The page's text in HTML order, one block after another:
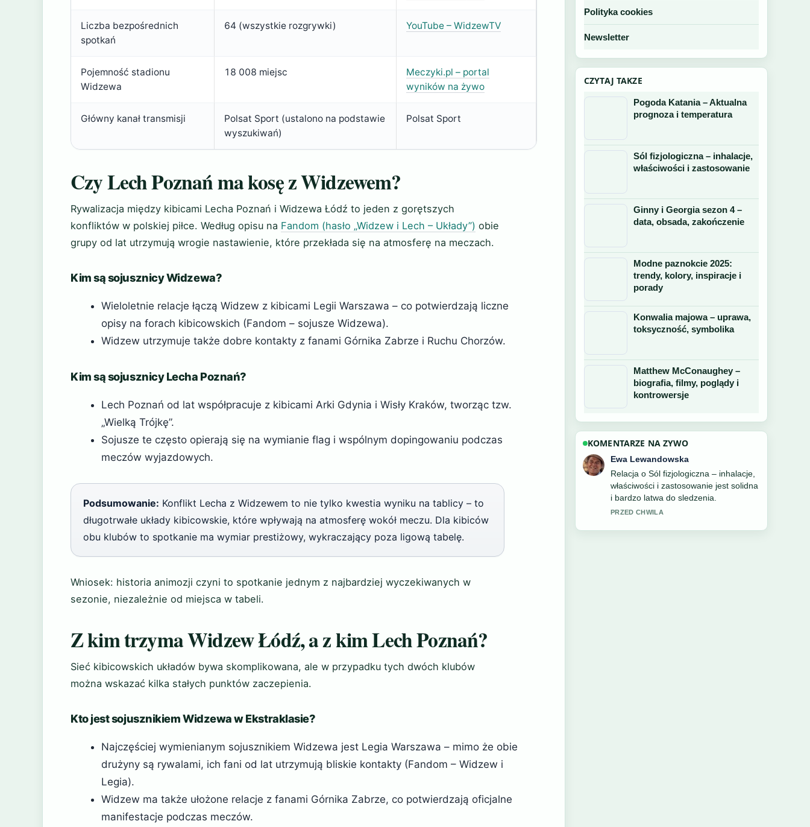
Liczba bezpośrednich
spotkań
64 (wszystkie rozgrywki) YouTube – WidzewTV
Pojemność stadionu
Widzewa
18 008 miejsc
Meczyki.pl – portal
wyników na żywo
Główny kanał transmisji
Polsat Sport (ustalono na podstawie
wyszukiwań)
Polsat Sport
Czy Lech Poznań ma kosę z Widzewem?
Rywalizacja między kibicami Lecha Poznań i Widzewa Łódź to jeden z gorętszych
konfliktów w polskiej piłce. Według opisu na Fandom (hasło „Widzew i Lech – Układy”) obie
grupy od lat utrzymują wrogie nastawienie, które przekłada się na atmosferę na meczach.
Kim są sojusznicy Widzewa?
Wieloletnie relacje łączą Widzew z kibicami Legii Warszawa – co potwierdzają liczne
opisy na forach kibicowskich (Fandom – sojusze Widzewa).
Widzew utrzymuje także dobre kontakty z fanami Górnika Zabrze i Ruchu Chorzów.
Kim są sojusznicy Lecha Poznań?
Lech Poznań od lat współpracuje z kibicami Arki Gdynia i Wisły Kraków, tworząc tzw.
„Wielką Trójkę”.
Sojusze te często opierają się na wymianie flag i wspólnym dopingowaniu podczas
meczów wyjazdowych.
Podsumowanie: Konflikt Lecha z Widzewem to nie tylko kwestia wyniku na tablicy – to
długotrwałe układy kibicowskie, które wpływają na atmosferę wokół meczu. Dla kibiców
obu klubów to spotkanie ma wymiar prestiżowy, wykraczający poza ligową tabelę.
Wniosek: historia animozji czyni to spotkanie jednym z najbardziej wyczekiwanych w
sezonie, niezależnie od miejsca w tabeli.
Z kim trzyma Widzew Łódź, a z kim Lech Poznań?
Sieć kibicowskich układów bywa skomplikowana, ale w przypadku tych dwóch klubów
można wskazać kilka stałych punktów zaczepienia.
Kto jest sojusznikiem Widzewa w Ekstraklasie?
Najczęściej wymienianym sojusznikiem Widzewa jest Legia Warszawa – mimo że obie
drużyny są rywalami, ich fani od lat utrzymują bliskie kontakty (Fandom – Widzew i
Legia).
Widzew ma także ułożone relacje z fanami Górnika Zabrze, co potwierdzają oficjalne
manifestacje podczas meczów.
Polityka cookies
Newsletter
CZYTAJ TAKZE
Pogoda Katania – Aktualna
prognoza i temperatura
Sól fizjologiczna – inhalacje,
właściwości i zastosowanie
Ginny i Georgia sezon 4 –
data, obsada, zakończenie
Modne paznokcie 2025:
trendy, kolory, inspiracje i
porady
Konwalia majowa – uprawa,
toksyczność, symbolika
Matthew McConaughey –
biografia, filmy, poglądy i
kontrowersje
KOMENTARZE NA ZYWO
Tomasz Dabrowski
Bardzo dobra weryfikacja wokol Forst
na Netflix – serial i książki.... Wiecej
redakcji powinno pisac w ten sposob.
3 MIN TEMU